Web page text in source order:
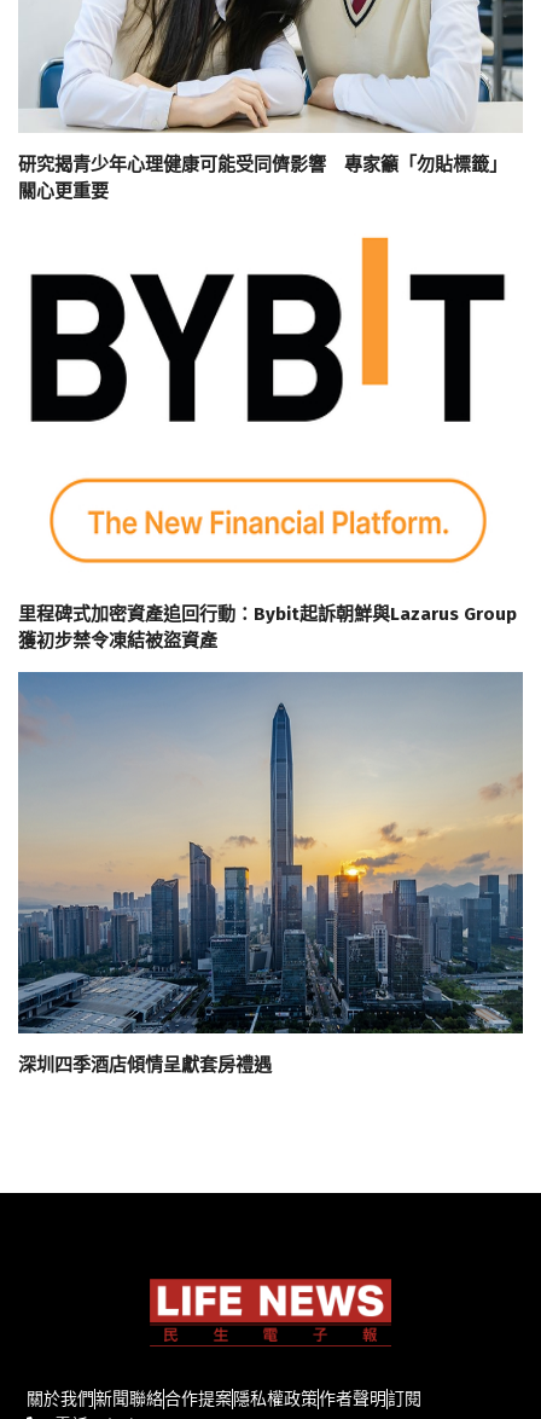
研究揭青少年心理健康可能受同儕影響 專家籲「勿貼標籤」
關心更重要
里程碑式加密資產追回行動：Bybit起訴朝鮮與Lazarus Group
獲初步禁令凍結被盜資產
深圳四季酒店傾情呈獻套房禮遇
關於我們新聞聯絡合作提案隱私權政策作者聲明訂閱